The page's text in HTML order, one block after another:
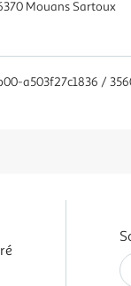
Mouans Sartoux
a503f27c1836 /